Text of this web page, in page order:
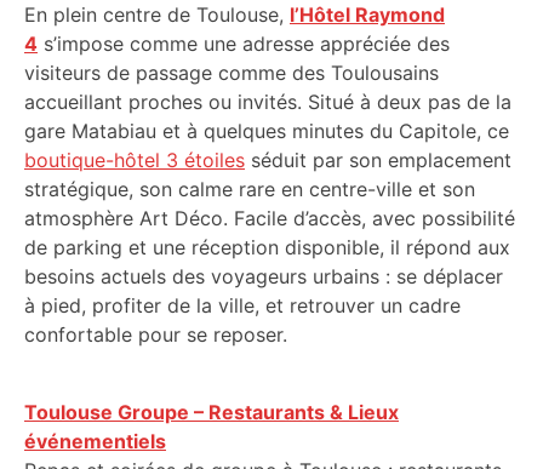
En plein centre de Toulouse, l’Hôtel Raymond
4 s’impose comme une adresse appréciée des
visiteurs de passage comme des Toulousains
accueillant proches ou invités. Situé à deux pas de la
gare Matabiau et à quelques minutes du Capitole, ce
boutique-hôtel 3 étoiles séduit par son emplacement
stratégique, son calme rare en centre-ville et son
atmosphère Art Déco. Facile d’accès, avec possibilité
de parking et une réception disponible, il répond aux
besoins actuels des voyageurs urbains : se déplacer
à pied, profiter de la ville, et retrouver un cadre
confortable pour se reposer.
Toulouse Groupe – Restaurants & Lieux
événementiels